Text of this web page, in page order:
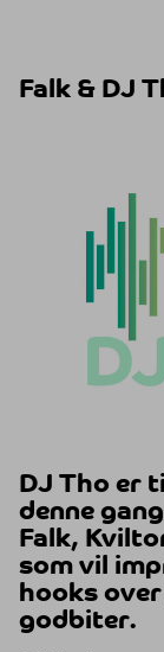
Falk & DJ
DJ Tho er
denne
Falk,
som vil
hooks
godbiter.